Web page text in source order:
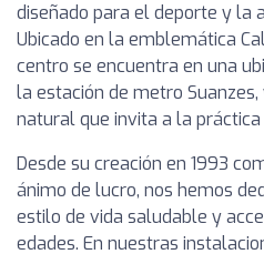
diseñado para el deporte y la
Ubicado en la emblemática
centro se encuentra en una
la estación de metro
natural que invita a la
Desde su creación en 1993
ánimo de lucro, nos hemos
estilo de vida saludable y
edades. En nuestras